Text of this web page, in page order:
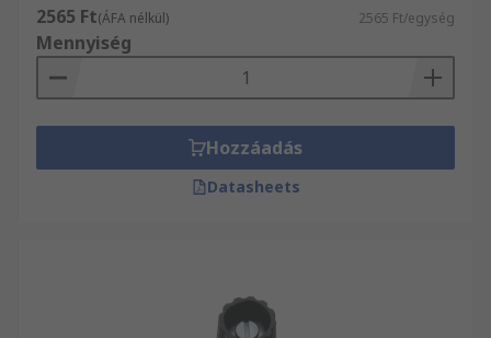
működtetésükről extra információt online
adatbázisunkból.
2565 Ft(ÁFA nélkül) 2565 Ft/egység
Mennyiség
Hozzáadás
Datasheets